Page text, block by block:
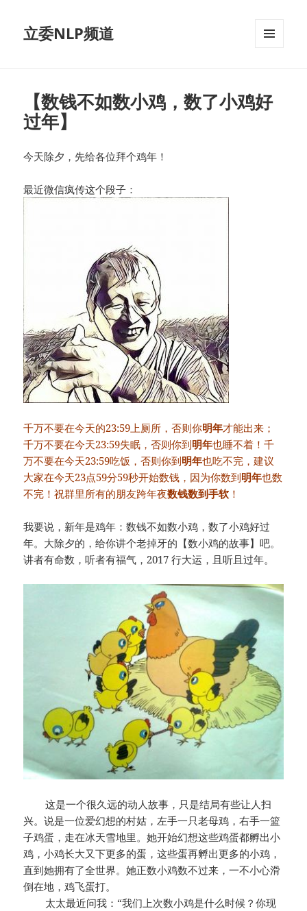
立委NLP频道
【数钱不如数小鸡，数了小鸡好
过年】
今天除夕，先给各位拜个鸡年！
最近微信疯传这个段子：
千万不要在今天的23:59上厕所，否则你明年才能出来；
千万不要在今天23:59失眠，否则你到明年也睡不着！千
万不要在今天23:59吃饭，否则你到明年也吃不完，建议
大家在今天23点59分59秒开始数钱，因为你数到明年也数
不完！祝群里所有的朋友跨年夜数钱数到手软 ！
我要说，新年是鸡年：数钱不如数小鸡，数了小鸡好过
年。大除夕的，给你讲个老掉牙的【数小鸡的故事】吧。
讲者有命数，听者有福气，2017 行大运，且听且过年。
这是一个很久远的动人故事，只是结局有些让人扫
兴。说是一位爱幻想的村姑，左手一只老母鸡，右手一篮
子鸡蛋，走在冰天雪地里。她开始幻想这些鸡蛋都孵出小
鸡，小鸡长大又下更多的蛋，这些蛋再孵出更多的小鸡，
直到她拥有了全世界。她正数小鸡数不过来，一不小心滑
倒在地，鸡飞蛋打。
太太最近问我：“我们上次数小鸡是什么时候？你现